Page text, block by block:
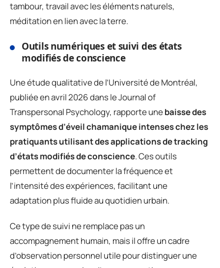
tambour, travail avec les éléments naturels,
méditation en lien avec la terre.
Outils numériques et suivi des états
modifiés de conscience
Une étude qualitative de l’Université de Montréal,
publiée en avril 2026 dans le Journal of
Transpersonal Psychology, rapporte unebaisse des
symptômes d’éveil chamanique intenses chez les
pratiquants utilisant des applications de tracking
d’états modifiés de conscience. Ces outils
permettent de documenter la fréquence et
l’intensité des expériences, facilitant une
adaptation plus fluide au quotidien urbain.
Ce type de suivi ne remplace pas un
accompagnement humain, mais il offre un cadre
d’observation personnel utile pour distinguer une